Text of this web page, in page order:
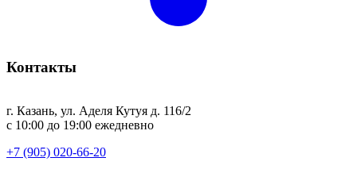
Контакты
г. Казань, ул. Аделя Кутуя д. 116/2
с 10:00 до 19:00 ежедневно
+7 (905) 020-66-20